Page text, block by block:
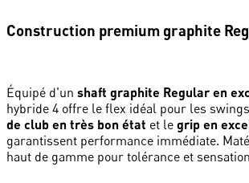
Construction premium graphite
Équipé d'un shaft graphite Regular en
hybride 4 offre le flex idéal pour les
de club en très bon état et le grip en
garantissent performance immédiate.
haut de gamme pour tolérance et